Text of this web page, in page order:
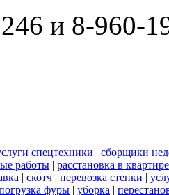
и 8-960-
спецтехники | сборщики
работы | расстановка в квартире
| скотч | перевозка стенки |
фуры | уборка |